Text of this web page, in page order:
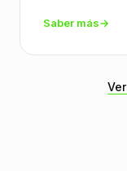
Saber más